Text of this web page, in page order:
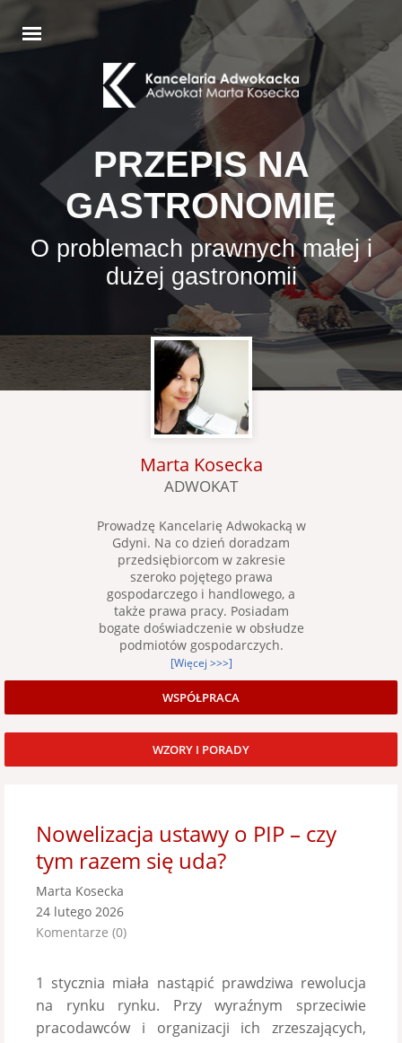
PRZEPIS NA
GASTRONOMIĘ
O problemach prawnych małej i
dużej gastronomii
Marta Kosecka
ADWOKAT
Prowadzę Kancelarię Adwokacką w
Gdyni. Na co dzień doradzam
przedsiębiorcom w zakresie
szeroko pojętego prawa
gospodarczego i handlowego, a
także prawa pracy. Posiadam
bogate doświadczenie w obsłudze
podmiotów gospodarczych.
[Więcej >>>]
WSPÓŁPRACA
WZORY I PORADY
Nowelizacja ustawy o PIP – czy
tym razem się uda?
Marta Kosecka
24 lutego 2026
Komentarze (0)
1 stycznia miała nastąpić prawdziwa rewolucja
na rynku rynku. Przy wyraźnym sprzeciwie
pracodawców i organizacji ich zrzeszających,